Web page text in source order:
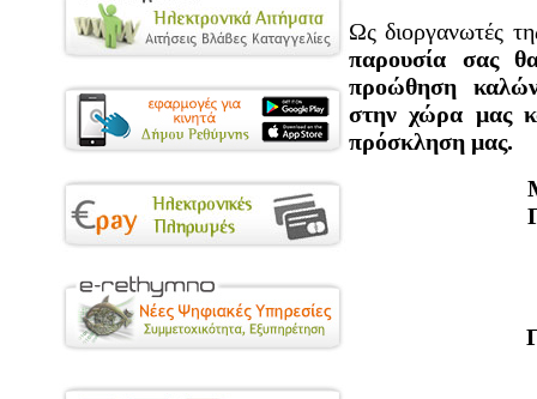
Ως διοργανωτές
παρουσία σας
προώθηση καλών
στην χώρα μας
πρόσκληση μας.